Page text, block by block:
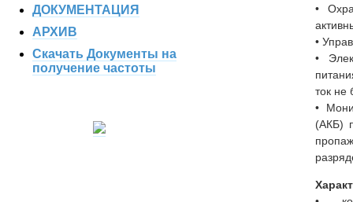
ДОКУМЕНТАЦИЯ
АРХИВ
Скачать Документы на
получение частоты
•
•
•
ток не
•
(АКБ)